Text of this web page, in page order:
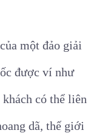
một đảo giải
được ví như
có thể liên
dã, thế giới